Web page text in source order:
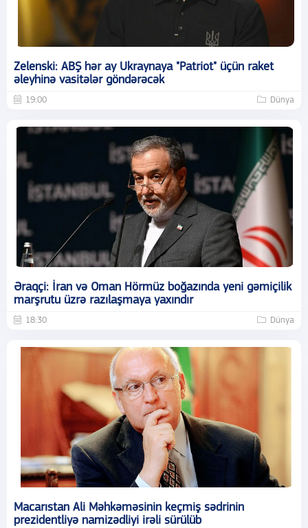
Zelenski: ABŞ hər ay Ukraynaya "Patriot" üçün raket
əleyhinə vasitələr göndərəcək
19:00 Dünya
Əraqçi: İran və Oman Hörmüz boğazında yeni gəmiçilik
marşrutu üzrə razılaşmaya yaxındır
18:30 Dünya
Macarıstan Ali Məhkəməsinin keçmiş sədrinin
prezidentliyə namizədliyi irəli sürülüb